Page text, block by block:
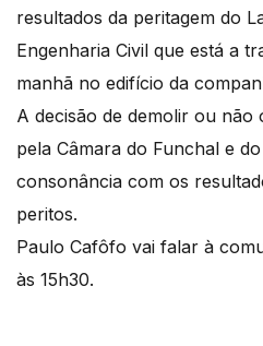
resultados da peritagem do
Engenharia Civil que está a
manhã no edifício da
A decisão de demolir ou não
pela Câmara do Funchal e
consonância com os
peritos.
Paulo Cafôfo vai falar à
às 15h30.